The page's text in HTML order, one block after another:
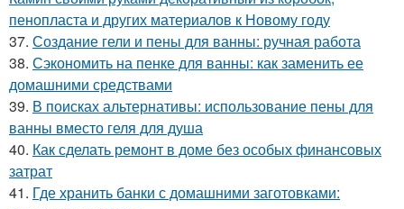
пенопласта и других материалов к Новому году
37. Создание гели и пены для ванны: ручная работа
38. Сэкономить на пенке для ванны: как заменить ее
домашними средствами
39. В поисках альтернативы: использование пены для
ванны вместо геля для душа
40. Как сделать ремонт в доме без особых финансовых
затрат
41. Где хранить банки с домашними заготовками: